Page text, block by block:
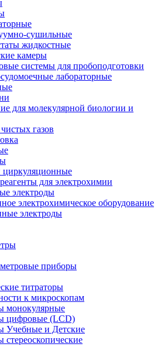
сушильные
жидкостные
камеры
системы для пробоподготовки
лабораторные
для молекулярной биологии и
газов
циркуляционные
для электрохимии
электроды
электрохимическое оборудование
электроды
приборы
титраторы
к микроскопам
монокулярные
цифровые (LCD)
Учебные и Детские